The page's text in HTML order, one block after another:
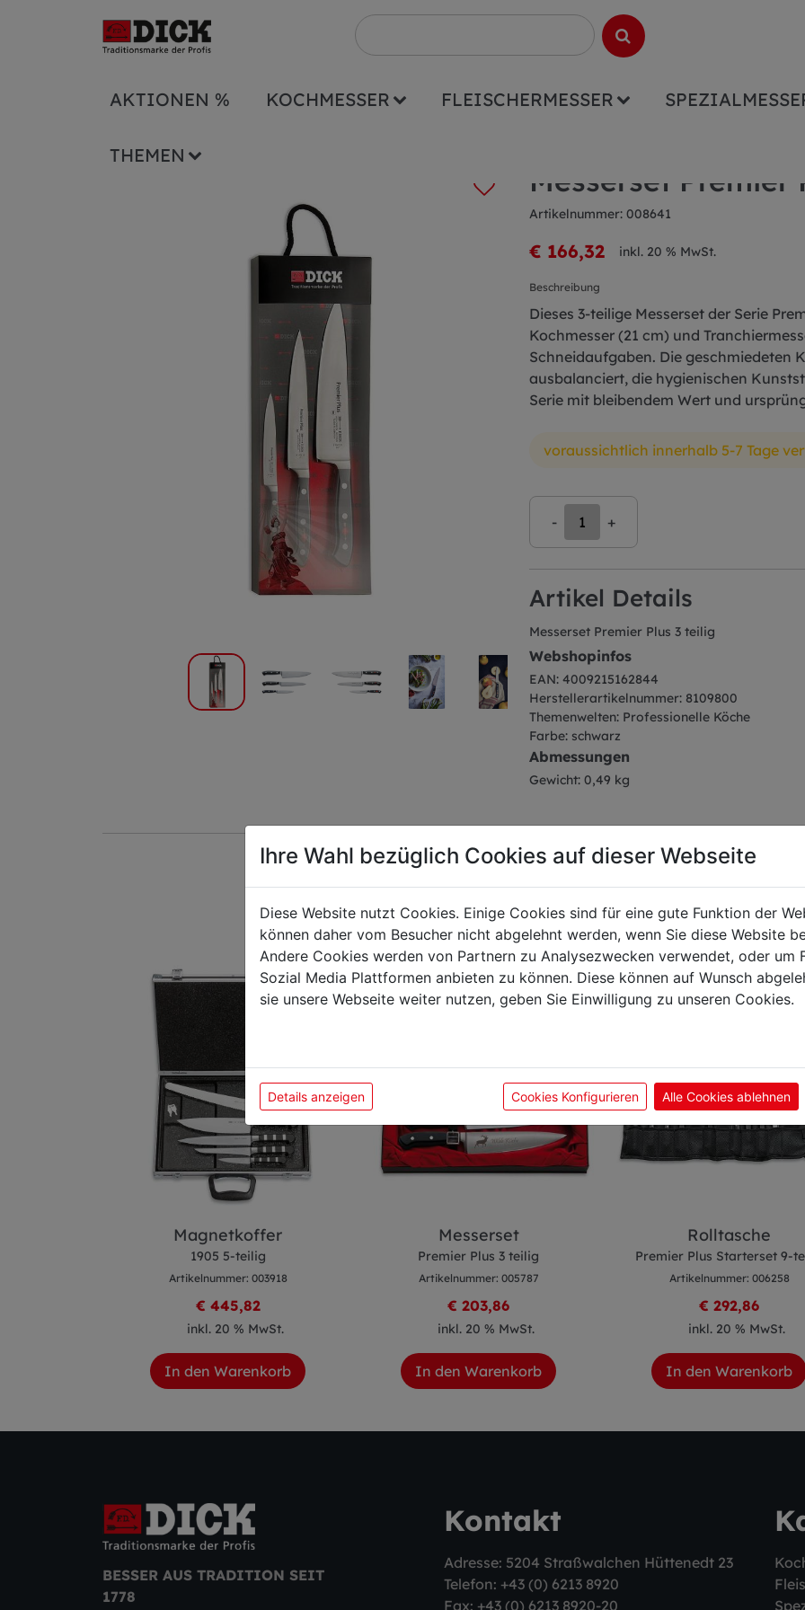
AKTIONEN % KOCHMESSER FLEISCHERMESSER
THEMEN
Messerset Premier
Artikelnummer: 008641
€ 166,32 inkl. 20 % MwSt.
Beschreibung
Dieses 3-teilige Messerset der Serie
Kochmesser (21 cm) und
Schneidaufgaben. Die geschmiedeten
ausbalanciert, die hygienischen
Serie mit bleibendem Wert und
voraussichtlich innerhalb 5-7 Tage
- +
Artikel Details
Messerset Premier Plus 3 teilig
Webshopinfos
EAN: 4009215162844
Herstellerartikelnummer: 8109800
Themenwelten: Professionelle Köche
Farbe: schwarz
Abmessungen
Gewicht: 0,49 kg
Das könnte Sie auch
Magnetkoffer
1905 5-teilig
Artikelnummer: 003918
€ 445,82
inkl. 20 % MwSt.
In den Warenkorb
Messerset
Premier Plus 3 teilig
Artikelnummer: 005787
€ 203,86
inkl. 20 % MwSt.
In den Warenkorb
Rolltasche
Premier Plus Starterset 9-
Artikelnummer: 006258
€ 292,86
inkl. 20 % MwSt.
In den Warenkorb
BESSER AUS TRADITION SEIT
1778
Kontakt
Adresse: 5204 Straßwalchen Hüttenedt 23
Telefon: +43 (0) 6213 8920
Fax: +43 (0) 6213 8920-20
Ihre Wahl bezüglich Cookies auf dieser Webseite
Diese Website nutzt Cookies. Einige Cookies sind für eine gute Funktion der
können daher vom Besucher nicht abgelehnt werden, wenn Sie diese Website
Andere Cookies werden von Partnern zu Analysezwecken verwendet, oder um
Sozial Media Plattformen anbieten zu können. Diese können auf Wunsch
sie unsere Webseite weiter nutzen, geben Sie Einwilligung zu unseren Cookies.
Details anzeigen Cookies Konfigurieren Alle Cookies ablehnen